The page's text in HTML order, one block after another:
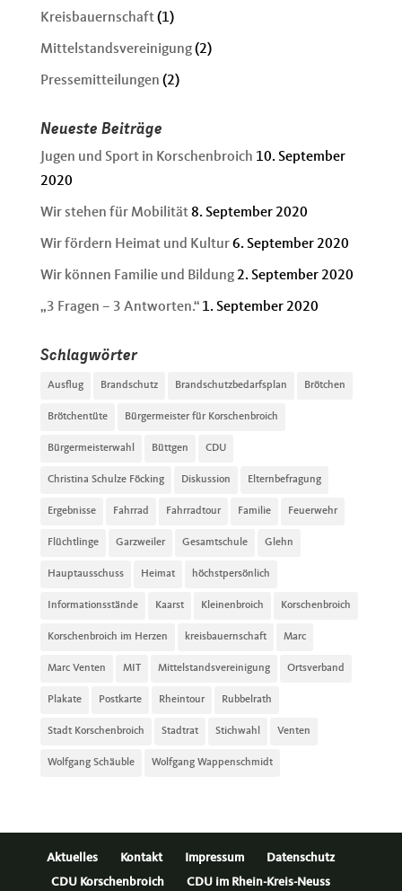
Kreisbauernschaft(1)
Mittelstandsvereinigung(2)
Pressemitteilungen (2)
Neueste Beiträge
Jugen und Sport in Korschenbroich 10. September
2020
Wir stehen für Mobilität 8. September 2020
Wir fördern Heimat und Kultur 6. September 2020
Wir können Familie und Bildung 2. September 2020
„3 Fragen – 3 Antworten.“ 1. September 2020
Schlagwörter
Ausflug Brandschutz Brandschutzbedarfsplan Brötchen
Brötchentüte Bürgermeister für Korschenbroich
Bürgermeisterwahl Büttgen CDU
Christina Schulze Föcking Diskussion Elternbefragung
Ergebnisse Fahrrad Fahrradtour Familie Feuerwehr
Flüchtlinge Garzweiler Gesamtschule Glehn
Hauptausschuss Heimat höchstpersönlich
Informationsstände Kaarst Kleinenbroich Korschenbroich
Korschenbroich im Herzen kreisbauernschaft Marc
Marc Venten MIT Mittelstandsvereinigung Ortsverband
Plakate Postkarte Rheintour Rubbelrath
Stadt Korschenbroich Stadtrat Stichwahl Venten
Wolfgang Schäuble Wolfgang Wappenschmidt
Aktuelles Kontakt Impressum
Datenschutz
CDU Korschenbroich
CDU im Rhein-Kreis-Neuss